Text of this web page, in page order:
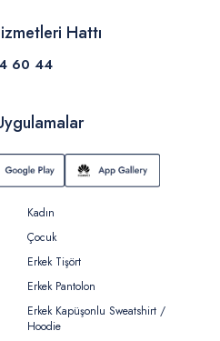
Hattı
60 44
Kadın
Çocuk
Erkek Tişört
Erkek Pantolon
Erkek Kapüşonlu Sweatshirt /
Hoodie